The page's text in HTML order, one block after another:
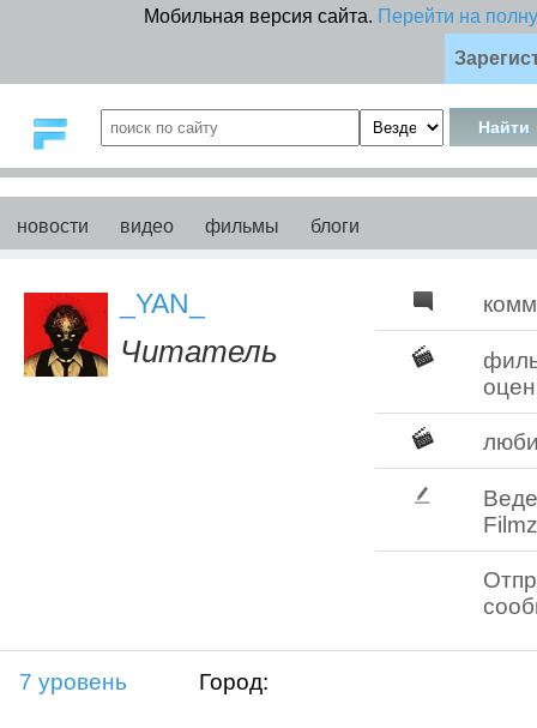
Мобильная версия сайта. Перейти на
новости видео фильмы блоги
_YAN_
Читатель
7 уровень Город: